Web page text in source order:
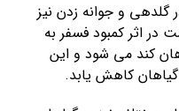
گلدهی و جوانه زدن نیز
اثر کمبود فسفر به
کند می شود و این
کاهش یابد.